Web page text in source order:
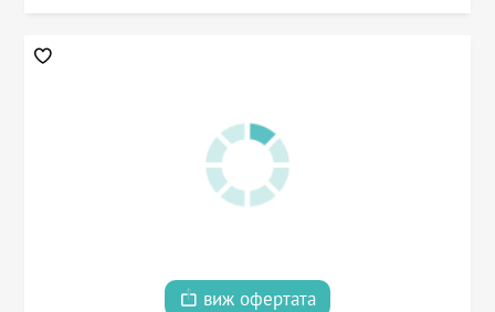
виж офертата